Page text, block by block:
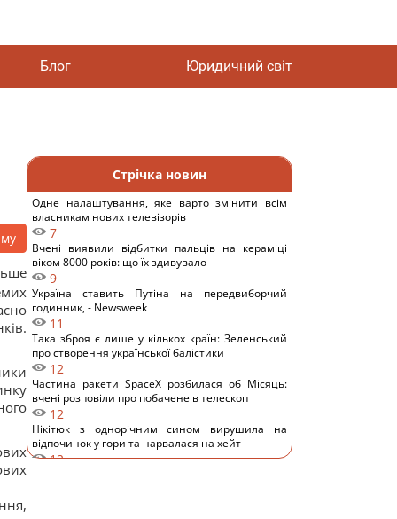
Блог Юридичний світ
Стрічка новин
Одне налаштування, яке варто змінити всім
власникам нових телевізорів
7
Вчені виявили відбитки пальців на кераміці
віком 8000 років: що їх здивувало
9
Україна ставить Путіна на передвиборчий
годинник, - Newsweek
11
Така зброя є лише у кількох країн: Зеленський
про створення української балістики
12
Частина ракети SpaceX розбилася об Місяць:
вчені розповіли про побачене в телескоп
12
Нікітюк з однорічним сином вирушила на
відпочинок у гори та нарвалася на хейт
12